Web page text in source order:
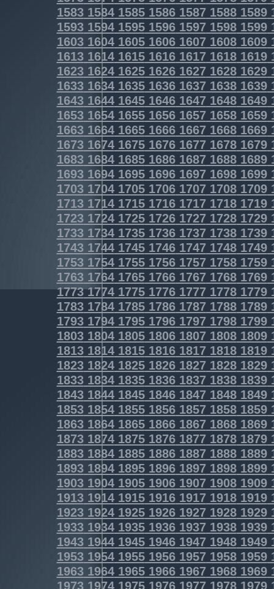
1583158415851586158715881589
1593159415951596159715981599
1603160416051606160716081609
1613161416151616161716181619
1623162416251626162716281629
1633163416351636163716381639
1643164416451646164716481649
1653165416551656165716581659
1663166416651666166716681669
1673167416751676167716781679
1683168416851686168716881689
1693169416951696169716981699
1703170417051706170717081709
1713171417151716171717181719
1723172417251726172717281729
1733173417351736173717381739
1743174417451746174717481749
1753175417551756175717581759
1763176417651766176717681769
1773177417751776177717781779
1783178417851786178717881789
1793179417951796179717981799
1803180418051806180718081809
1813181418151816181718181819
1823182418251826182718281829
1833183418351836183718381839
1843184418451846184718481849
1853185418551856185718581859
1863186418651866186718681869
1873187418751876187718781879
1883188418851886188718881889
1893189418951896189718981899
1903190419051906190719081909
1913191419151916191719181919
1923192419251926192719281929
1933193419351936193719381939
1943194419451946194719481949
1953195419551956195719581959
1963196419651966196719681969
1973197419751976197719781979